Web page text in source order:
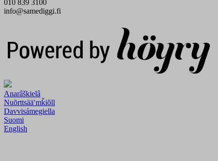
010 839 3100
info@samediggi.fi
Anarâškielâ
Nuõrttsääʹmǩiõll
Davvisámegiella
Suomi
English